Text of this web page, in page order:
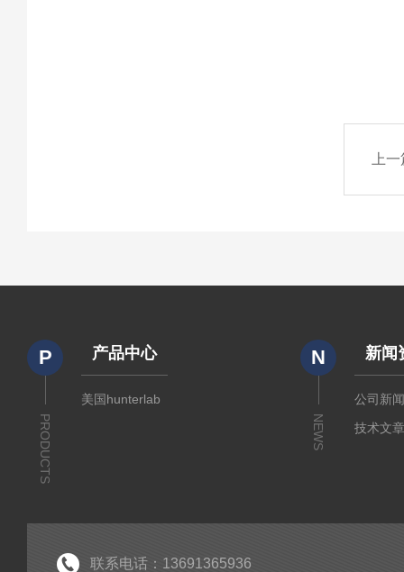
上
P
PRODUCTS
产品中心
美国hunterlab
N
NEWS
新闻
公司新
技术文
联系电话：13691365936